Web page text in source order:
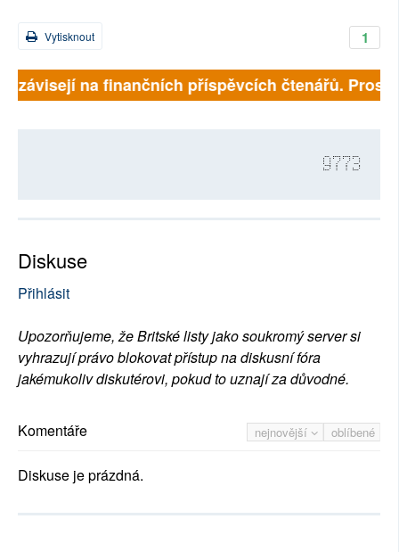
1
Vytisknout
na finančních příspěvcích čtenářů.
9773
Diskuse
Přihlásit
Upozorňujeme, že Britské listy jako soukromý server si
vyhrazují právo blokovat přístup na diskusní fóra
jakémukoliv diskutérovi, pokud to uznají za důvodné.
nejnovější oblíbené
Komentáře
Diskuse je prázdná.